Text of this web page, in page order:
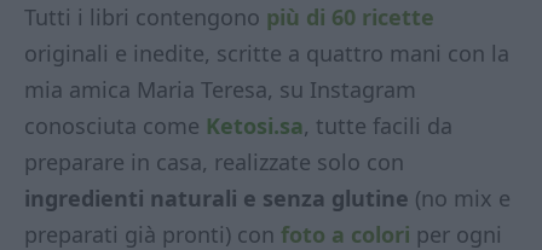
Tutti i libri contengono più di 60 ricette
originali e inedite, scritte a quattro mani con la
mia amica Maria Teresa, su Instagram
conosciuta come Ketosi.sa, tutte facili da
preparare in casa, realizzate solo con
ingredienti naturali e senza glutine (no mix e
preparati già pronti) con foto a colori per ogni